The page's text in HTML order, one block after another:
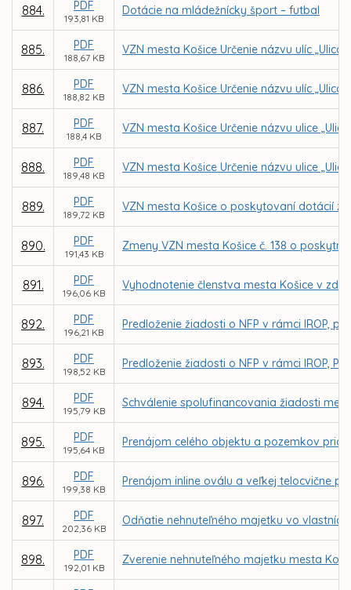
884. PDF
193,81 KB
Dotácie na mládežnícky šport – futbal
885. PDF
188,67 KB
VZN mesta Košice Určenie názvu ulíc
886. PDF
188,82 KB
VZN mesta Košice Určenie názvu ulíc „Ulica
887. PDF
188,4 KB
VZN mesta Košice Určenie názvu ulice
888. PDF
189,48 KB
VZN mesta Košice Určenie názvu ulice
889. PDF
189,72 KB
VZN mesta Košice o poskytovaní dotácií z
890. PDF
191,43 KB
Zmeny VZN mesta Košice č. 138 o
891. PDF
196,06 KB
Vyhodnotenie členstva mesta Košice v
892. PDF
196,21 KB
Predloženie žiadosti o NFP v rámci IROP,
893. PDF
198,52 KB
Predloženie žiadosti o NFP v rámci IROP,
894. PDF
195,79 KB
Schválenie spolufinancovania žiadosti
895. PDF
195,64 KB
Prenájom celého objektu a pozemkov
896. PDF
199,38 KB
Prenájom inline oválu a veľkej telocvične
897. PDF
202,36 KB
Odňatie nehnuteľného majetku vo
898. PDF
192,01 KB
Zverenie nehnuteľného majetku mesta